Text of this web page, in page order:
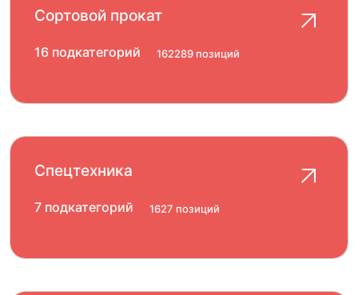
Сортовой прокат
16 подкатегорий 162289 позиций
Спецтехника
7 подкатегорий 1627 позиций